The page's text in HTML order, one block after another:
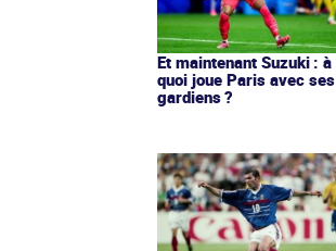
Et maintenant Suzuki : à
quoi joue Paris avec ses
gardiens ?